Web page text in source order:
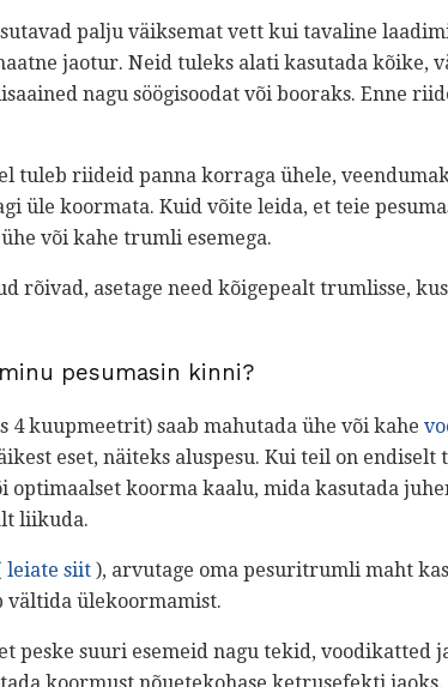
palju väiksemat vett kui tavaline
jaotur. Neid tuleks alati kasutada kõike,
nagu söögisoodat või booraks. Enne
tuleb riideid panna korraga ühele,
üle koormata. Kuid võite leida, et teie
või kahe trumli esemega.
rõivad, asetage need kõigepealt trumlisse,
pesumasin kinni?
4 kuupmeetrit) saab mahutada ühe või kahe
eset, näiteks aluspesu. Kui teil on
optimaalset koorma kaalu, mida kasutada
liikuda.
leiate siit ), arvutage oma pesuritrumli maht
vältida ülekoormamist.
peske suuri esemeid nagu tekid, voodikatted